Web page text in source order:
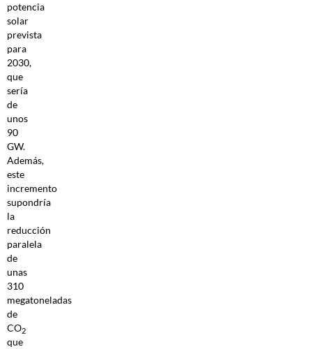
potencia
solar
prevista
para
2030,
que
sería
de
unos
90
GW.
Además,
este
incremento
supondría
la
reducción
paralela
de
unas
310
megatoneladas
de
CO2
que